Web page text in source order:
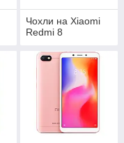
Чохли на Xiaomi
Redmi 8